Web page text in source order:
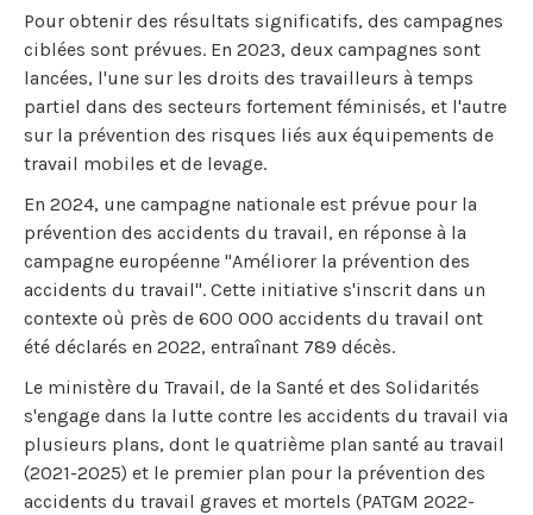
Pour obtenir des résultats significatifs, des campagnes
ciblées sont prévues. En 2023, deux campagnes sont
lancées, l'une sur les droits des travailleurs à temps
partiel dans des secteurs fortement féminisés, et l'autre
sur la prévention des risques liés aux équipements de
travail mobiles et de levage.
En 2024, une campagne nationale est prévue pour la
prévention des accidents du travail, en réponse à la
campagne européenne "Améliorer la prévention des
accidents du travail". Cette initiative s'inscrit dans un
contexte où près de 600 000 accidents du travail ont
été déclarés en 2022, entraînant 789 décès.
Le ministère du Travail, de la Santé et des Solidarités
s'engage dans la lutte contre les accidents du travail via
plusieurs plans, dont le quatrième plan santé au travail
(2021-2025) et le premier plan pour la prévention des
accidents du travail graves et mortels (PATGM 2022-